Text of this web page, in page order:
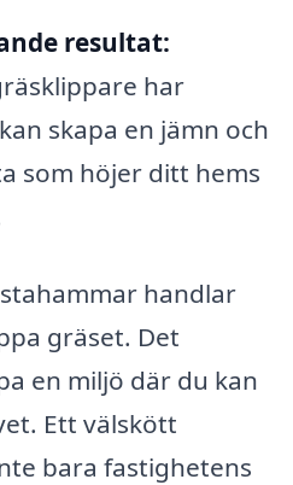
resultat:
har
skapa en jämn och
som höjer ditt hems
handlar
gräset. Det
en miljö där du kan
Ett välskött
bara fastighetens